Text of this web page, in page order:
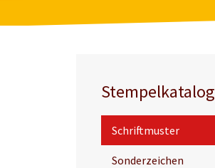
Stempelkatalog
Schriftmuster
Sonderzeichen